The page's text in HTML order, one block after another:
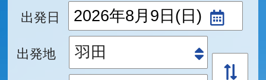
出発日
出発地